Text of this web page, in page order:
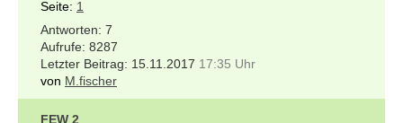
Seite: 1
7
8287
15.11.2017 17:35 Uhr
von M.fischer
FEW 2